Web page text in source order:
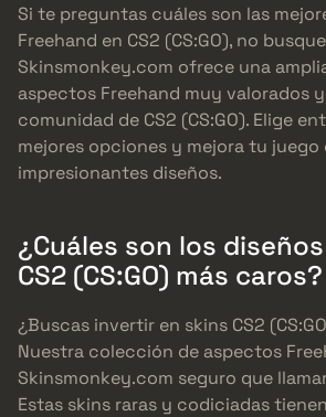
Si te preguntas cuáles son las
Freehand en CS2 (CS:GO), no
Skinsmonkey.com ofrece una
aspectos Freehand muy valorados
comunidad de CS2 (CS:GO). Elige
mejores opciones y mejora tu
impresionantes diseños.
¿Cuáles son los
CS2 (CS:GO) más caros?
¿Buscas invertir en skins CS2
Nuestra colección de aspectos
Skinsmonkey.com seguro que
Estas skins raras y codiciadas